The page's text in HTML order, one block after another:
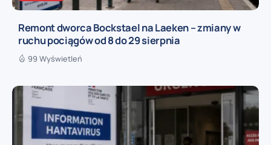
Remont dworca Bockstael na Laeken – zmiany w
ruchu pociągów od 8 do 29 sierpnia
99 Wyświetleń